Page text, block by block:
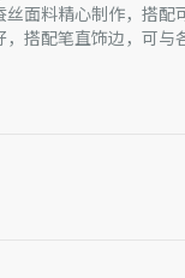
面料精心制作，搭配
搭配笔直饰边，可与
花